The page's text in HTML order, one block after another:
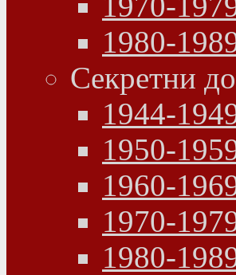
1980-
Секретни
1944-
1950-
1960-
1970-
1980-